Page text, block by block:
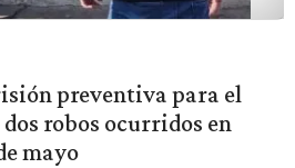
preventiva para el
robos ocurridos en
mayo